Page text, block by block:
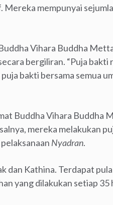
Mereka mempunyai
Vihara Buddha
bergiliran. “Puja bakti
bakti bersama semua
Buddha Vihara Buddha
mereka melakukan
Nyadran.
dan Kathina. Terdapat pula
yang dilakukan setiap 35